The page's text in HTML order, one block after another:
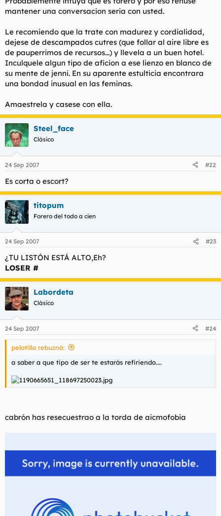
mantener una conversacion seria con usted.
Le recomiendo que la trate con madurez y cordialidad,
dejese de descampados cutres (que follar al aire libre es
de pauperrimos de recursos...) y llevela a un buen hotel.
Inculquele algun tipo de aficion a ese lienzo en blanco de
su mente de jenni. En su aparente estulticia encontrara
una bondad inusual en las feminas.
Amaestrela y casese con ella.
Steel_face
Clásico
24 Sep 2007 #22
Es corta o escort?
titopum
Forero del todo a cien
24 Sep 2007 #23
¿TU LISTÓN ESTÁ ALTO,Eh?
LOSER #
Labordeta
Clásico
24 Sep 2007 #24
pelotilla rebuznó:
a saber a que tipo de ser te estarás refiriendo....
cabrón has resecuestrao a la torda de aicmofobia